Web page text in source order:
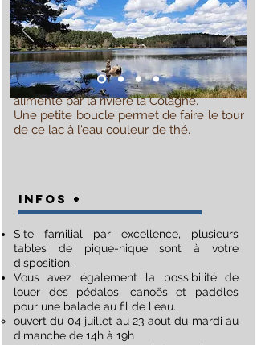
Situé sur la Haute Colagne, sur les
contreforts de la Margeride à 1044m
d’altitude, le lac artificiel de Ganivet est
alimenté par la rivière la Colagne.
Une petite boucle permet de faire le tour
de ce lac à l'eau couleur de thé.
INFOS +
Site familial par excellence, plusieurs
tables de pique-nique sont à votre
disposition.
Vous avez également la possibilité de
louer des pédalos, canoës et paddles
pour une balade au fil de l'eau.
ouvert du 04 juillet au 23 aout du mardi au
dimanche de 14h à 19h​